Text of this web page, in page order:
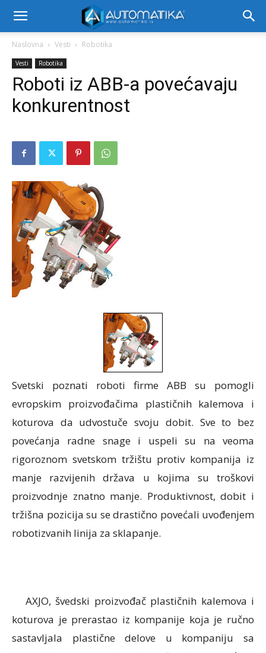
Naslovna Vesti Robotika
Vesti Robotika
Roboti iz ABB-a povećavaju
konkurentnost
Svetski poznati roboti firme ABB su pomogli
evropskim proizvođačima plastičnih kalemova i
koturova da udvostuče svoju dobit. Sve to bez
povećanja radne snage i uspeli su na veoma
rigoroznom svetskom tržištu protiv kompanija iz
manje razvijenih država u kojima su troškovi
proizvodnje znatno manje. Produktivnost, dobit i
tržišna pozicija su se drastično povećali uvođenjem
robotizvanih linija za sklapanje.
AXJO, švedski proizvođač plastičnih kalemova i
koturova je prerastao iz kompanije koja je ručno
sastavljala plastične delove u kompaniju sa